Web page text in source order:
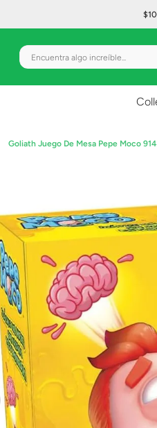
Encuentra algo increíble...
Goliath Juego De Mesa Pepe Moco